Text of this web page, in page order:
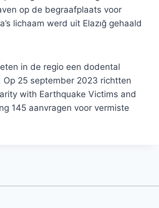
op de begraafplaats voor
lichaam werd uit Elazığ gehaald
in de regio een dodental
25 september 2023 richtten
with Earthquake Victims and
145 aanvragen voor vermiste